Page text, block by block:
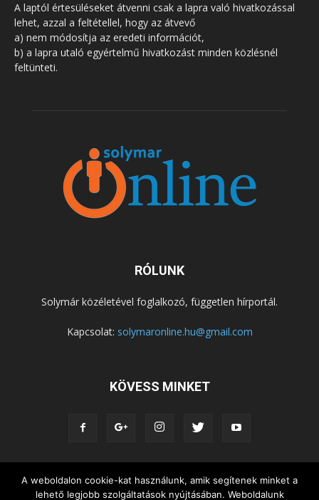
A laptól értesüléseket átvenni csak a lapra való hivatkozással
lehet, azzal a feltétellel, hogy az átvevő
a) nem módosítja az eredeti információt,
b) a lapra utaló egyértelmű hivatkozást minden közlésnél
feltünteti.
RÓLUNK
Solymár közéletével foglalkozó, független hírportál.
Kapcsolat: solymaronline.hu@gmail.com
KÖVESS MINKET
KÖZÉLET KÖZÖSSÉGEK
SZABADIDŐ
NEMZETISÉG, HELYTÖRTÉNET
RIPORTOK
A weboldalon cookie-kat használunk, amik segítenek minket a
lehető legjobb szolgáltatások nyújtásában. Weboldalunk